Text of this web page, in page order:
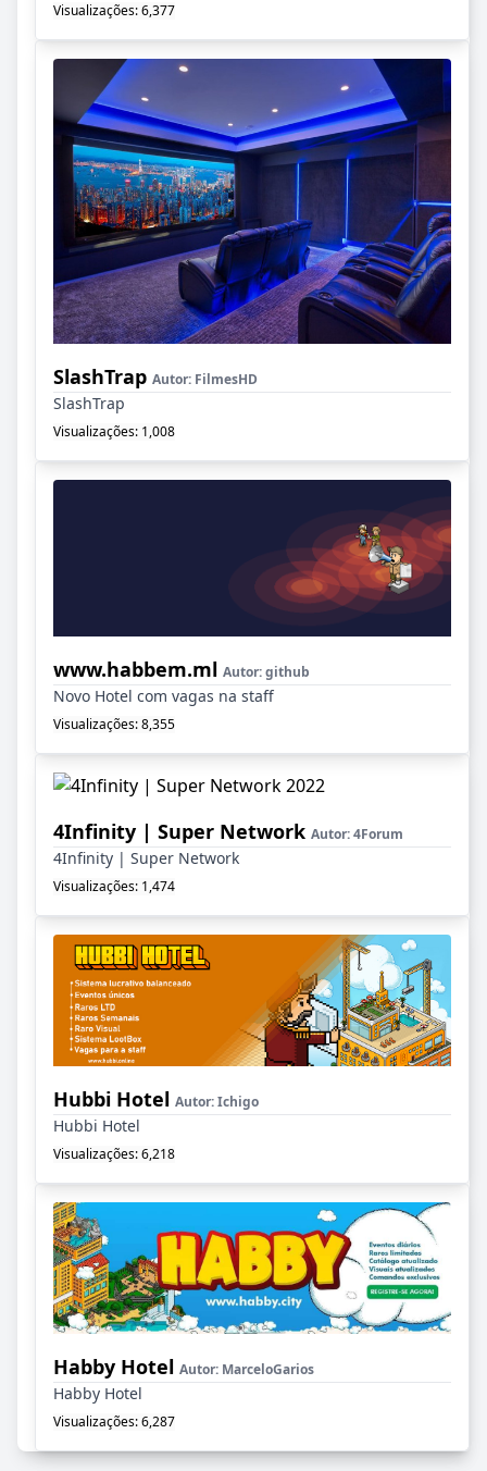
Visualizações: 6,377
SlashTrap Autor: FilmesHD
SlashTrap
Visualizações: 1,008
www.habbem.ml Autor:github
Novo Hotel com vagas na staff
Visualizações: 8,355
4Infinity | Super Network Autor:4Forum
4Infinity | Super Network
Visualizações: 1,474
Hubbi Hotel Autor:Ichigo
Hubbi Hotel
Visualizações: 6,218
Habby Hotel Autor: MarceloGarios
Habby Hotel
Visualizações: 6,287